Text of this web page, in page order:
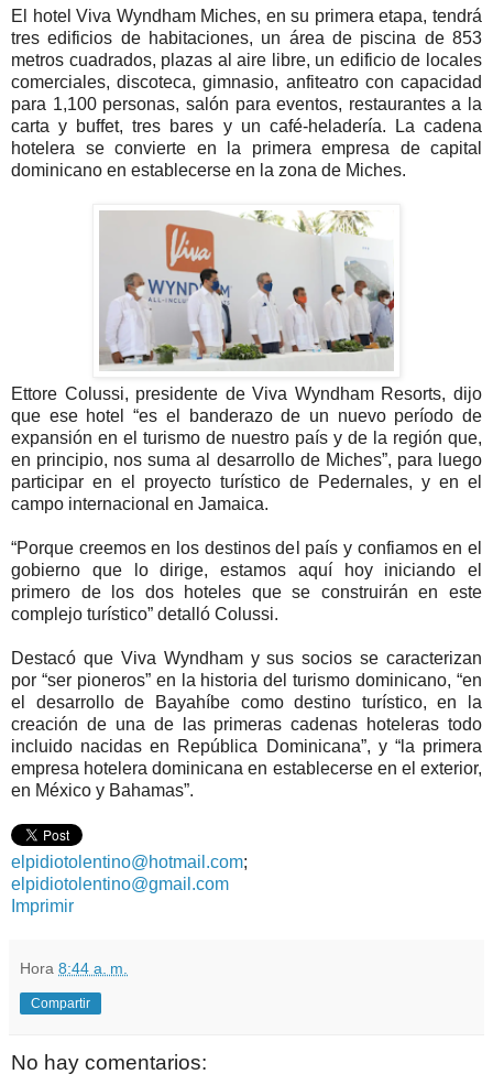
El hotel Viva Wyndham Miches, en su primera etapa, tendrá
tres edificios de habitaciones, un área de piscina de 853
metros cuadrados, plazas al aire libre, un edificio de locales
comerciales, discoteca, gimnasio, anfiteatro con capacidad
para 1,100 personas, salón para eventos, restaurantes a la
carta y buffet, tres bares y un café-heladería. La cadena
hotelera se convierte en la primera empresa de capital
dominicano en establecerse en la zona de Miches.
Ettore Colussi, presidente de Viva Wyndham Resorts, dijo
que ese hotel “es el banderazo de un nuevo período de
expansión en el turismo de nuestro país y de la región que,
en principio, nos suma al desarrollo de Miches”, para luego
participar en el proyecto turístico de Pedernales, y en el
campo internacional en Jamaica.
“Porque creemos en los destinos del país y confiamos en el
gobierno que lo dirige, estamos aquí hoy iniciando el
primero de los dos hoteles que se construirán en este
complejo turístico” detalló Colussi.
Destacó que Viva Wyndham y sus socios se caracterizan
por “ser pioneros” en la historia del turismo dominicano, “en
el desarrollo de Bayahíbe como destino turístico, en la
creación de una de las primeras cadenas hoteleras todo
incluido nacidas en República Dominicana”, y “la primera
empresa hotelera dominicana en establecerse en el exterior,
en México y Bahamas”.
elpidiotolentino@hotmail.com;
elpidiotolentino@gmail.com
Imprimir
Hora 8:44 a. m.
Compartir
No hay comentarios: